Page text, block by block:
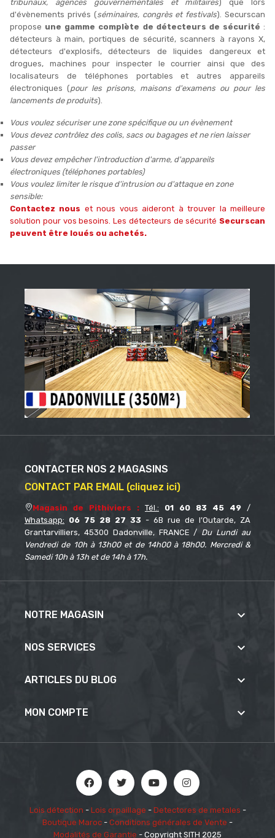
tribunaux, agences gouvernementales et militaires) que lors
d'évènements privés (séminaires, congrès et festivals). Securscan
propose une gamme complète de détecteurs de sécurité :
détecteurs à main, portiques de sécurité, scanners à rayons X,
détecteurs d'explosifs, détecteurs de liquides dangereux et
drogues, machines pour inspecter le courrier ainsi que des
localisateurs de téléphones portables et autres appareils
électroniques (pour les prisons, maisons d'examens ou pour les
lancements de produits).
Vous voulez sécuriser une zone spécifique ou un évènement
Vous devez contrôlez des colis, sacs ou bagages et ne rien laisser
passer
Vous devez empêcher l'introduction d'arme, d'appareils
électroniques (téléphones portables)
Vous voulez limiter le risque d'intrusion ou d'attaque en zone
sensible:
Contactez nous et nous vous aideront à trouver la meilleure
solution pour vos besoins. Les détecteurs de sécurité Securscan
peuvent être loués ou achetés.
CONTACTER NOS 2 MAGASINS
CONTACT PAR EMAIL (cliquez ici)
Magasin de Pithiviers : Tél.: 01 60 83 45 49 /
Whatsapp: 06 75 28 27 33 - 6B rue de l’Outarde, ZA
Grantarvilliers, 45300 Dadonville, FRANCE / Du Lundi au
Vendredi de 10h à 13h00 et de 14h00 à 18h00. Mercredi &
Samedi 10h à 13h et de 14h à 17h.
NOTRE MAGASIN 
NOS SERVICES 
ARTICLES DU BLOG 
MON COMPTE 
Lois détection - Lois orpaillage - Detectores de metales -
Boutique Maroc - Conditions générales de Vente -
Modalités de Garantie - Copyright SITH 2025